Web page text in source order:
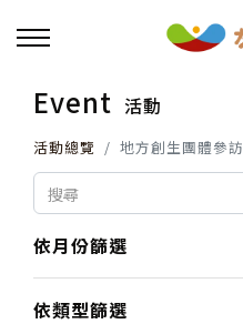
回主選單
活動報名
小旅行及主題導覽
講座、體驗與課程
Event 活動
活動總覽 地方創生團體參訪
依月份篩選
依類型篩選